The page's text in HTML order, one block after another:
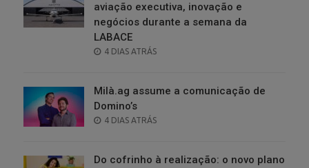
aviação executiva, inovação e
negócios durante a semana da
LABACE
POSTED
4 DIAS ATRÁS
Milà.ag assume a comunicação de
Domino’s
POSTED
4 DIAS ATRÁS
Do cofrinho à realização: o novo plano